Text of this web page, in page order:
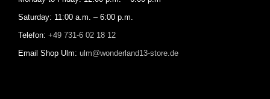
Saturday: 11:00 a.m. – 6:00 p.m.
Telefon: +49 731-6 02 18 12
Email Shop Ulm: ulm@wonderland13-store.de